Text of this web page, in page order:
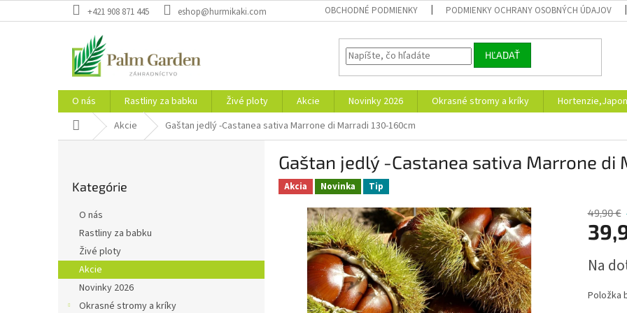
na
+421 908 871 445 eshop@hurmikaki.com OBCHODNÉ PODMIENKY PODMIENKY OCHRANY OSOBNÝCH ÚDAJOV
HĽADAŤ
O nás Rastliny za babku Živé ploty Akcie Novinky 2026 Okrasné stromy a kríky
DomovAkcie Gaštan jedlý -Castanea sativa Marrone di Marradi 130-160cm
kategórie
Kategórie
O nás
Rastliny za babku
Živé ploty
Akcie
Novinky 2026
Okrasné stromy a kríky
Gaštan jedlý -Castanea sativa Marrone di
Akcia Novinka Tip
49,90 €
cena:
Na
Položka